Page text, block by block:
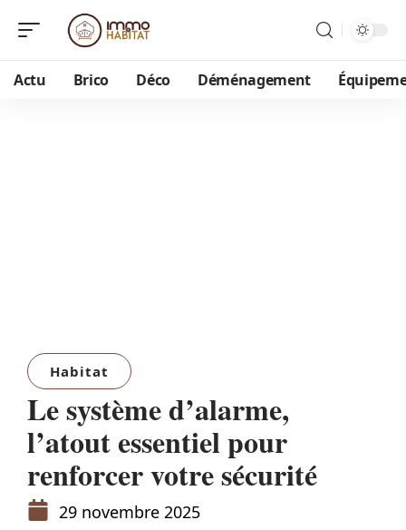
Actu Brico Déco Déménagement
Habitat
Le système d’alarme,
l’atout essentiel pour
renforcer votre sécurité
29 novembre 2025